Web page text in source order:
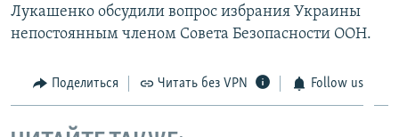
Лукашенко обсудили вопрос избрания Украины
непостоянным членом Совета Безопасности ООН.
Поделиться Читать без VPN Follow us